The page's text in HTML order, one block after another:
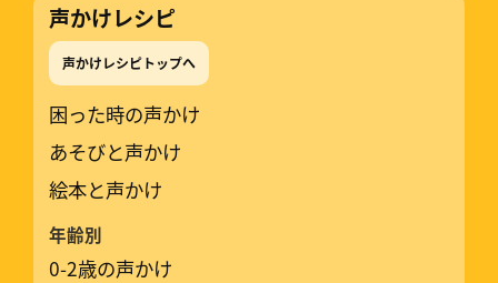
声かけレシピ
声かけレシピトップへ
困った時の声かけ
あそびと声かけ
絵本と声かけ
年齢別
0-2歳の声かけ